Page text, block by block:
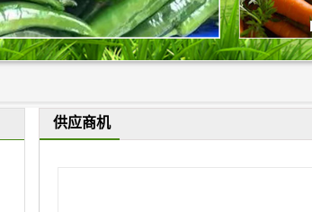
供应商机